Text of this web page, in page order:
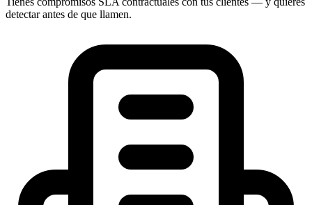
detectar antes de que llamen.